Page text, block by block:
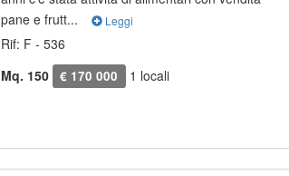
pane e frutt...
Leggi
Rif: F - 536
Mq. 150
€ 170 000 1 locali